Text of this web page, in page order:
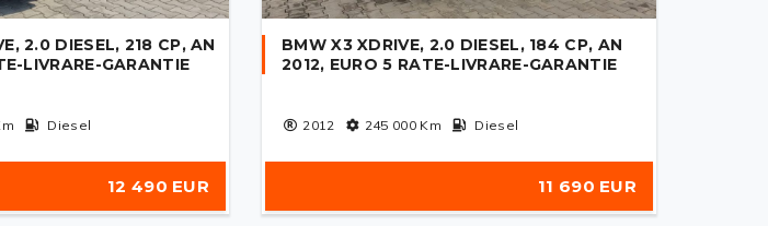
2.0 DIESEL, 218 CP, AN
LIVRARE-GARANTIE
Diesel
12 490 EUR
BMW X3 XDRIVE, 2.0 DIESEL, 184 CP, AN
2012, EURO 5 RATE-LIVRARE-GARANTIE
2012 245 000Km Diesel
11 690 EUR